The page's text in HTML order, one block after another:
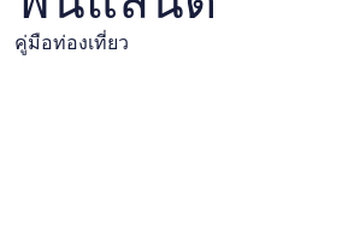
คู่มือท่องเที่ยว